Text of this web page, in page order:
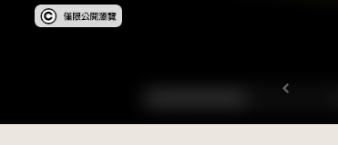
受著作權法保護-僅限於本平台有限度公開瀏覽